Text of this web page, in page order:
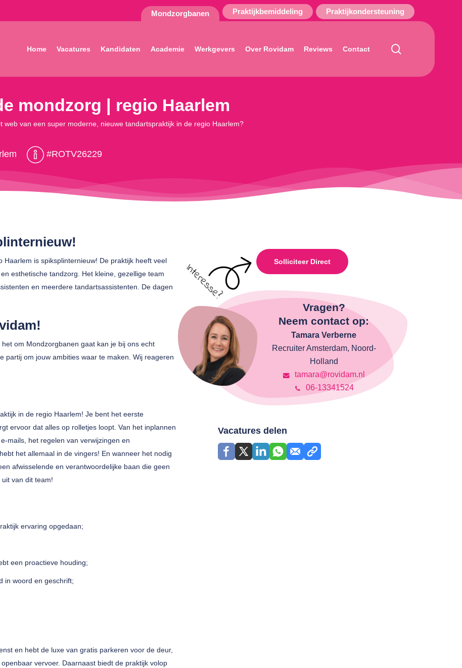
Mondzorgbanen Praktijkbemiddeling Praktijkondersteuning
Home Vacatures Kandidaten Academie Werkgevers Over Rovidam Reviews Contact
mondzorg | regio Haarlem
van een super moderne, nieuwe tandartspraktijk in de regio Haarlem?
#ROTV26229
is spiksplinternieuw! De praktijk heeft veel
esthetische tandzorg. Het kleine, gezellige team
en meerdere tandartsassistenten. De dagen
om Mondzorgbanen gaat kan je bij ons echt
partij om jouw ambities waar te maken. Wij reageren
in de regio Haarlem! Je bent het eerste
ervoor dat alles op rolletjes loopt. Van het inplannen
mails, het regelen van verwijzingen en
het allemaal in de vingers! En wanneer het nodig
afwisselende en verantwoordelijke baan die geen
van dit team!
ervaring opgedaan;
een proactieve houding;
in woord en geschrift;
en hebt de luxe van gratis parkeren voor de deur,
vervoer. Daarnaast biedt de praktijk volop
Solliciteer Direct
Vragen?
Neem contact op:
Tamara Verberne
Recruiter Amsterdam, Noord-
Holland
tamara@rovidam.nl
06-13341524
Vacatures delen